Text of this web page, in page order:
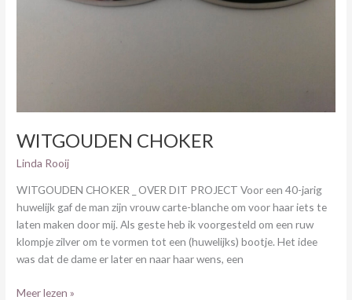
WITGOUDEN CHOKER
Linda Rooij
WITGOUDEN CHOKER _ OVER DIT PROJECT Voor een 40-jarig
huwelijk gaf de man zijn vrouw carte-blanche om voor haar iets te
laten maken door mij. Als geste heb ik voorgesteld om een ruw
klompje zilver om te vormen tot een (huwelijks) bootje. Het idee
was dat de dame er later en naar haar wens, een
Meer lezen »